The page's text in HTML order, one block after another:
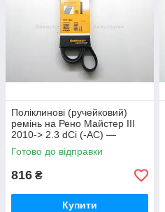
Поліклинові (ручейковий)
ремінь на Рено Майстер III
2010-> 2.3 dCi (-AC) —
ContiTech (Німеччина)-
7PK1687
Готово до відправки
816 ₴
Купити